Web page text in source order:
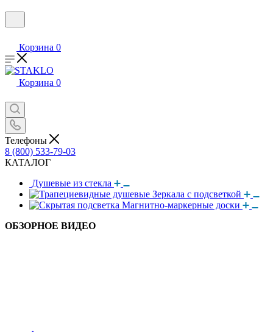
Корзина 0
Корзина 0
Телефоны
8 (800) 533-79-03
КАТАЛОГ
Душевые из стекла
Зеркала с подсветкой
Магнитно-маркерные доски
ОБЗОРНОЕ ВИДЕО